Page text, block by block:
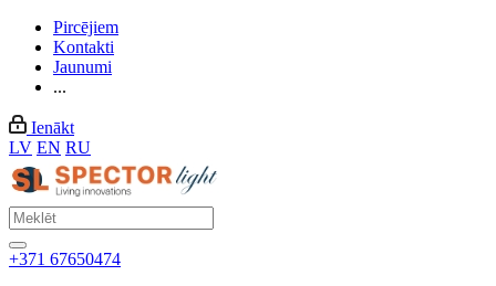
Pircējiem
Kontakti
Jaunumi
...
Ienākt
LV EN RU
+371 67650474